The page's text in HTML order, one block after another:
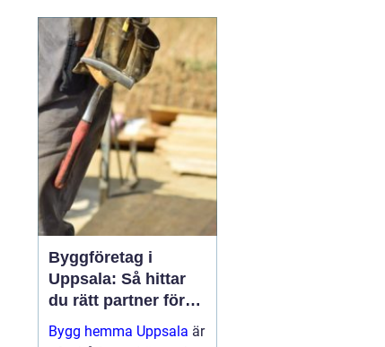
avgörande för husets
värde, inomhusklimat
och tryg...
Byggföretag i
Uppsala: Så hittar
du rätt partner för
ditt projekt
Bygg hemma Uppsala är